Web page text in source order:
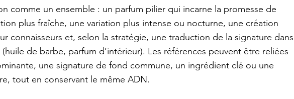
comme un ensemble : un parfum pilier qui incarne la promesse de
plus fraîche, une variation plus intense ou nocturne, une création
connaisseurs et, selon la stratégie, une traduction de la signature dans
de barbe, parfum d’intérieur). Les références peuvent être reliées
une signature de fond commune, un ingrédient clé ou une
tout en conservant le même ADN.